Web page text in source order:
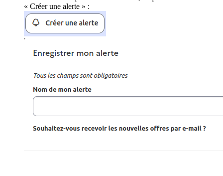
« Créer une alerte » :